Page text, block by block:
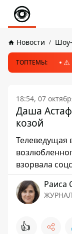
Новости
ТОПТЕМЫ: ⚠️
18:54, 07
Даша
козой
Телеведущая
взорвала
Раиса
👍